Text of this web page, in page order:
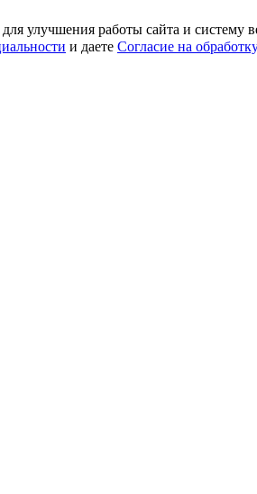
улучшения работы сайта и систему
и даете Согласие на